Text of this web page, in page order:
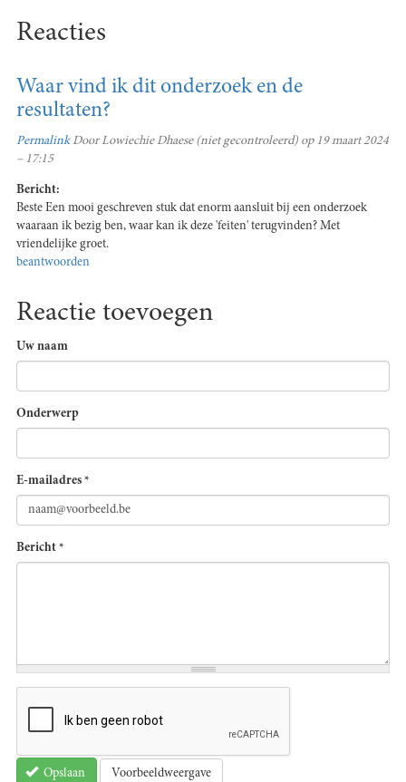
Reacties
Waar vind ik dit onderzoek en de
resultaten?
PermalinkDoorLowiechie Dhaese (niet gecontroleerd) op 19 maart 2024
– 17:15
Bericht:
Beste Een mooi geschreven stuk dat enorm aansluit bij een onderzoek
waaraan ik bezig ben, waar kan ik deze 'feiten' terugvinden? Met
vriendelijke groet.
beantwoorden
Reactie toevoegen
Uw naam
Onderwerp
E-mailadres *
Bericht *
Opslaan Voorbeeldweergave